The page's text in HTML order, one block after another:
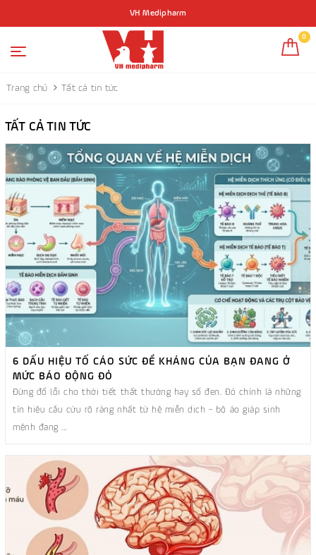
VH Medipharm
0
Trang chủ Tất cả tin tức
TẤT CẢ TIN TỨC
6 DẤU HIỆU TỐ CÁO SỨC ĐỀ KHÁNG CỦA BẠN ĐANG Ở
MỨC BÁO ĐỘNG ĐỎ
Đừng đổ lỗi cho thời tiết thất thường hay số đen. Đó chính là những
tín hiệu cầu cứu rõ ràng nhất từ hệ miễn dịch – bộ áo giáp sinh
mệnh đang ...